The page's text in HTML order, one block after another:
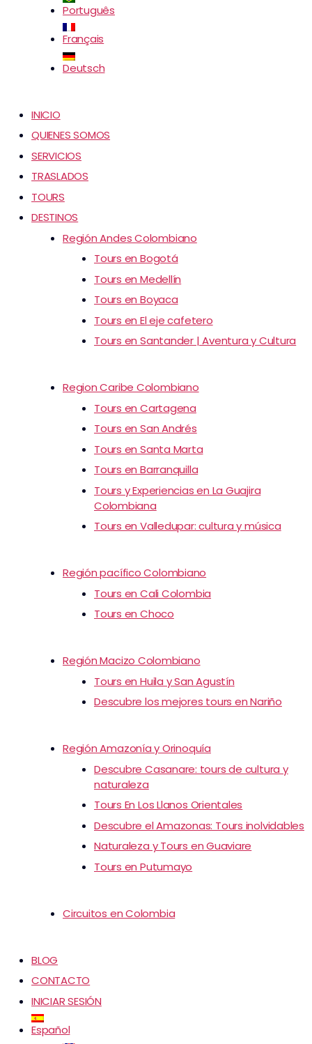
Português
Français
Deutsch
INICIO
QUIENES SOMOS
SERVICIOS
TRASLADOS
TOURS
DESTINOS
Región Andes Colombiano
Tours en Bogotá
Tours en Medellín
Tours en Boyaca
Tours en El eje cafetero
Tours en Santander | Aventura y Cultura
Region Caribe Colombiano
Tours en Cartagena
Tours en San Andrés
Tours en Santa Marta
Tours en Barranquilla
Tours y Experiencias en La Guajira
Colombiana
Tours en Valledupar: cultura y música
Región pacífico Colombiano
Tours en Cali Colombia
Tours en Choco
Región Macizo Colombiano
Tours en Huila y San Agustín
Descubre los mejores tours en Nariño
Región Amazonía y Orinoquía
Descubre Casanare: tours de cultura y
naturaleza
Tours En Los Llanos Orientales
Descubre el Amazonas: Tours inolvidables
Naturaleza y Tours en Guaviare
Tours en Putumayo
Circuitos en Colombia
BLOG
CONTACTO
INICIAR SESIÓN
Español